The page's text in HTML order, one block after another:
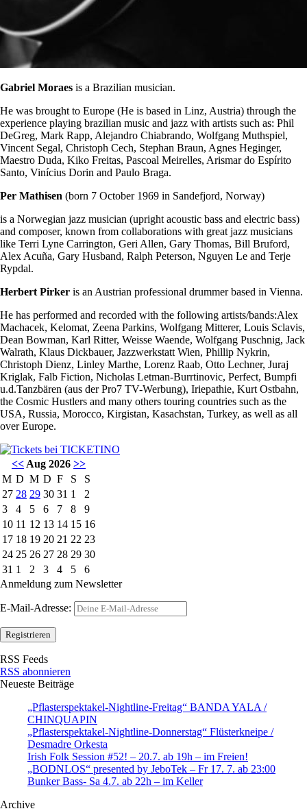
Gabriel Moraes is a Brazilian musician.
He was brought to Europe (He is based in Linz, Austria) through the
experience playing brazilian music and jazz with artists such as: Phil
DeGreg, Mark Rapp, Alejandro Chiabrando, Wolfgang Muthspiel,
Vincent Segal, Christoph Cech, Stephan Braun, Agnes Heginger,
Maestro Duda, Kiko Freitas, Pascoal Meirelles, Arismar do Espírito
Santo, Vinícius Dorin and Paulo Braga.
Per Mathisen (born 7 October 1969 in Sandefjord, Norway)
is a Norwegian jazz musician (upright acoustic bass and electric bass)
and composer, known from collaborations with great jazz musicians
like Terri Lyne Carrington, Geri Allen, Gary Thomas, Bill Bruford,
Alex Acuña, Gary Husband, Ralph Peterson, Nguyen Le and Terje
Rypdal.
Herbert Pirker is an Austrian professional drummer based in Vienna.
He has performed and recorded with the following artists/bands:Alex
Machacek, Kelomat, Zeena Parkins, Wolfgang Mitterer, Louis Sclavis,
Dean Bowman, Karl Ritter, Weisse Waende, Wolfgang Puschnig, Jack
Walrath, Klaus Dickbauer, Jazzwerkstatt Wien, Phillip Nykrin,
Christoph Dienz, Linley Marthe, Lorenz Raab, Otto Lechner, Juraj
Kriglak, Falb Fiction, Nicholas Letman-Burrtinovic, Perfect, Bumpfi
u.d.Tanzbären (aus der Pro7 TV-Werbung), Iriepathie, Kurt Ostbahn,
the Cosmic Hustlers and many others touring countries such as the
USA, Russia, Morocco, Kirgistan, Kasachstan, Turkey, as well as all
over Europe.
<< Aug 2026 >>
M D M D F S
S
27 28 29 30 31 1
2
3
4 5 6 7 8
9
10 11 12 13 14 15 16
17 18 19 20 21 22 23
24 25 26 27 28 29 30
31 1 2 3 4 5
6
Anmeldung zum Newsletter
E-Mail-Adresse:
RSS Feeds
RSS abonnieren
Neueste Beiträge
„Pflasterspektakel-Nightline-Freitag“ BANDA YALA /
CHINQUAPIN
„Pflasterspektakel-Nightline-Donnerstag“ Flüsterkneipe /
Desmadre Orkesta
Irish Folk Session #52! – 20.7. ab 19h – im Freien!
„BODNLOS“ presented by JeboTek – Fr 17. 7. ab 23:00
Bunker Bass- Sa 4.7. ab 22h – im Keller
Archive